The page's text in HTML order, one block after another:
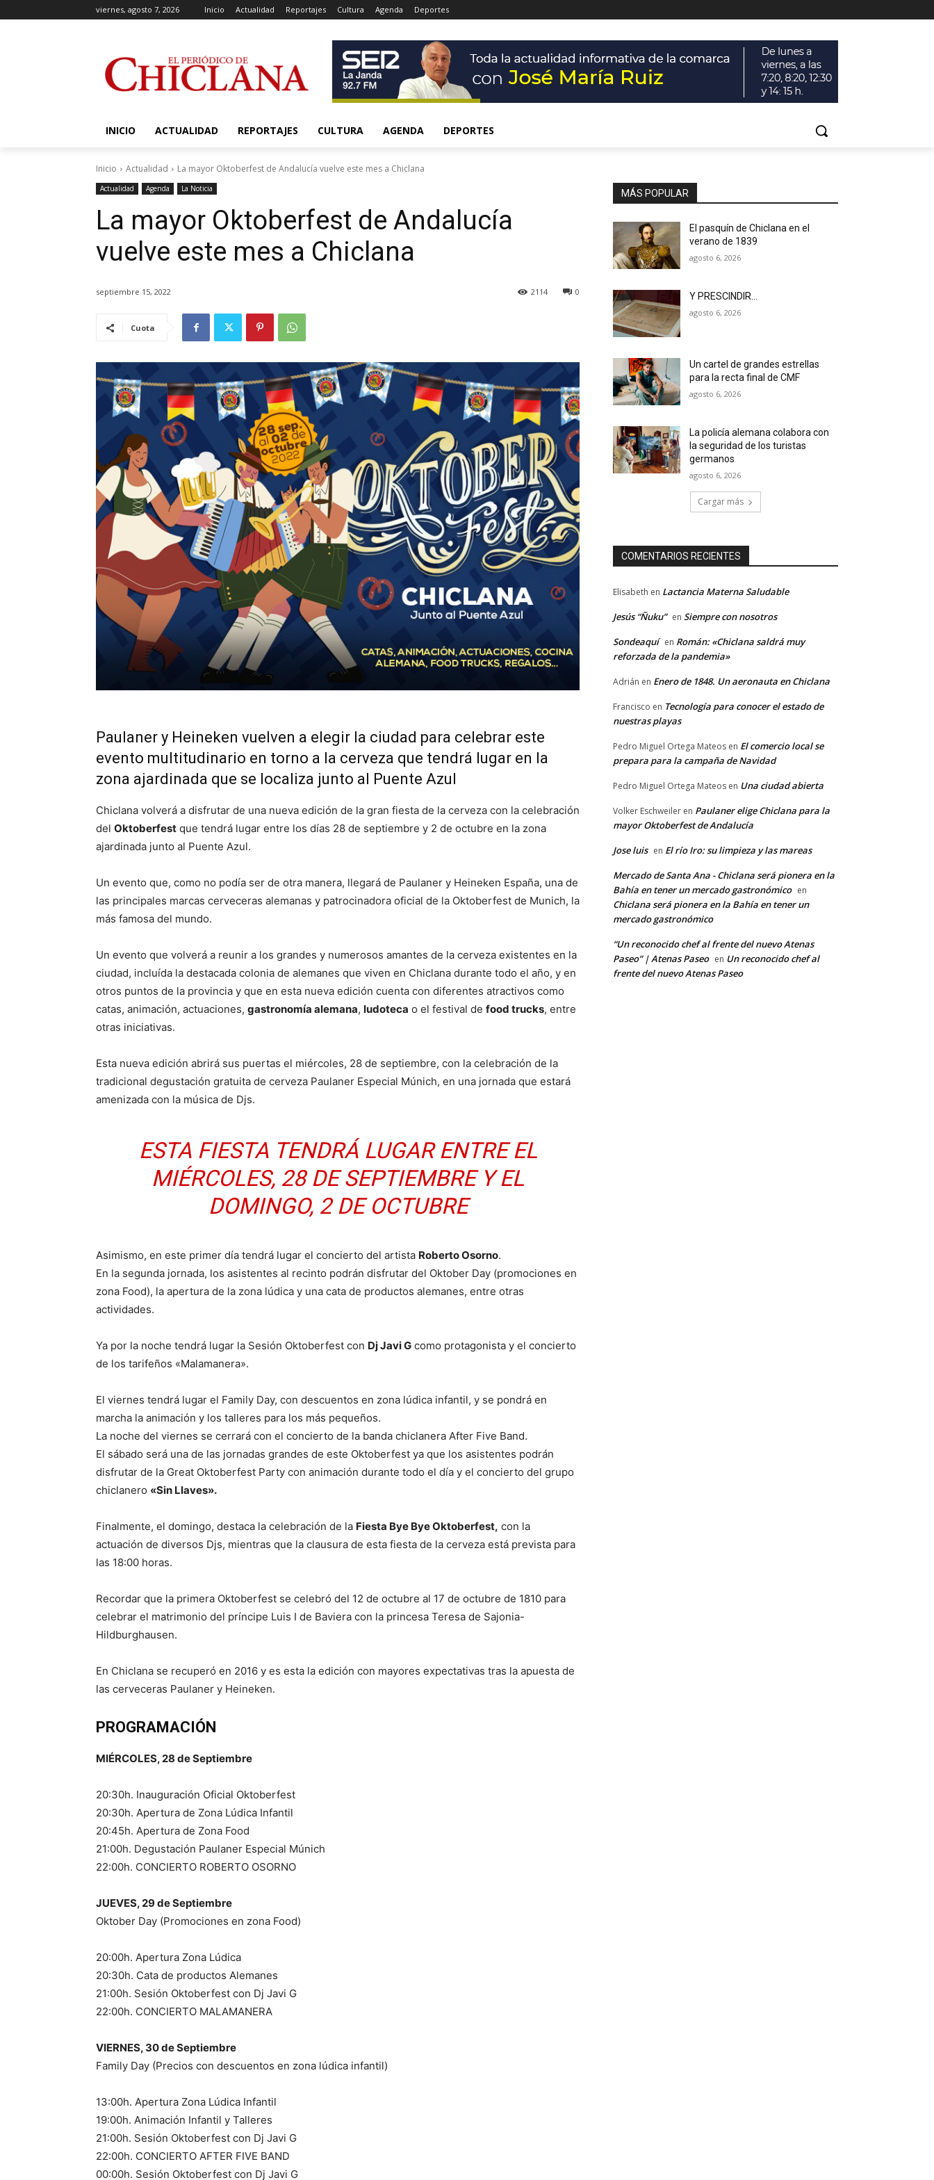
viernes, agosto 7, 2026 Inicio Actualidad Reportajes Cultura Agenda Deportes
INICIO ACTUALIDAD REPORTAJES CULTURA AGENDA DEPORTES
Inicio Actualidad La mayor Oktoberfest de Andalucía vuelve este mes a Chiclana
Actualidad Agenda La Noticia
La mayor Oktoberfest de Andalucía
vuelve este mes a Chiclana
septiembre 15, 2022 0
2114
Cuota
Paulaner y Heineken vuelven a elegir la ciudad para celebrar este
evento multitudinario en torno a la cerveza que tendrá lugar en la
zona ajardinada que se localiza junto al Puente Azul
Chiclana volverá a disfrutar de una nueva edición de la gran fiesta de la cerveza con la celebración
del Oktoberfest que tendrá lugar entre los días 28 de septiembre y 2 de octubre en la zona
ajardinada junto al Puente Azul.
Un evento que, como no podía ser de otra manera, llegará de Paulaner y Heineken España, una de
las principales marcas cerveceras alemanas y patrocinadora oficial de la Oktoberfest de Munich, la
más famosa del mundo.
Un evento que volverá a reunir a los grandes y numerosos amantes de la cerveza existentes en la
ciudad, incluída la destacada colonia de alemanes que viven en Chiclana durante todo el año, y en
otros puntos de la provincia y que en esta nueva edición cuenta con diferentes atractivos como
catas, animación, actuaciones, gastronomía alemana, ludoteca o el festival de food trucks, entre
otras iniciativas.
Esta nueva edición abrirá sus puertas el miércoles, 28 de septiembre, con la celebración de la
tradicional degustación gratuita de cerveza Paulaner Especial Múnich, en una jornada que estará
amenizada con la música de Djs.
ESTA FIESTA TENDRÁ LUGAR ENTRE EL
MIÉRCOLES, 28 DE SEPTIEMBRE Y EL
DOMINGO, 2 DE OCTUBRE
Asimismo, en este primer día tendrá lugar el concierto del artista Roberto Osorno.
En la segunda jornada, los asistentes al recinto podrán disfrutar del Oktober Day (promociones en
zona Food), la apertura de la zona lúdica y una cata de productos alemanes, entre otras
actividades.
Ya por la noche tendrá lugar la Sesión Oktoberfest con Dj Javi G como protagonista y el concierto
de los tarifeños «Malamanera».
El viernes tendrá lugar el Family Day, con descuentos en zona lúdica infantil, y se pondrá en
marcha la animación y los talleres para los más pequeños.
La noche del viernes se cerrará con el concierto de la banda chiclanera After Five Band.
El sábado será una de las jornadas grandes de este Oktoberfest ya que los asistentes podrán
disfrutar de la Great Oktoberfest Party con animación durante todo el día y el concierto del grupo
chiclanero «Sin Llaves».
Finalmente, el domingo, destaca la celebración de la Fiesta Bye Bye Oktoberfest, con la
actuación de diversos Djs, mientras que la clausura de esta fiesta de la cerveza está prevista para
las 18:00 horas.
Recordar que la primera Oktoberfest se celebró del 12 de octubre al 17 de octubre de 1810 para
celebrar el matrimonio del príncipe Luis I de Baviera con la princesa Teresa de Sajonia-
Hildburghausen.
En Chiclana se recuperó en 2016 y es esta la edición con mayores expectativas tras la apuesta de
las cerveceras Paulaner y Heineken.
PROGRAMACIÓN
MIÉRCOLES, 28 de Septiembre
20:30h. Inauguración Oficial Oktoberfest
20:30h. Apertura de Zona Lúdica Infantil
20:45h. Apertura de Zona Food
21:00h. Degustación Paulaner Especial Múnich
22:00h. CONCIERTO ROBERTO OSORNO
JUEVES, 29 de Septiembre
Oktober Day (Promociones en zona Food)
20:00h. Apertura Zona Lúdica
20:30h. Cata de productos Alemanes
21:00h. Sesión Oktoberfest con Dj Javi G
22:00h. CONCIERTO MALAMANERA
VIERNES, 30 de Septiembre
Family Day (Precios con descuentos en zona lúdica infantil)
13:00h. Apertura Zona Lúdica Infantil
19:00h. Animación Infantil y Talleres
21:00h. Sesión Oktoberfest con Dj Javi G
22:00h. CONCIERTO AFTER FIVE BAND
00:00h. Sesión Oktoberfest con Dj Javi G
MÁS POPULAR
El pasquín de Chiclana en el
verano de 1839
agosto 6, 2026
Y PRESCINDIR…
agosto 6, 2026
Un cartel de grandes estrellas
para la recta final de CMF
agosto 6, 2026
La policía alemana colabora con
la seguridad de los turistas
germanos
agosto 6, 2026
Cargar más
COMENTARIOS RECIENTES
Elisabeth en Lactancia Materna Saludable
Jesús “Ñuku” en Siempre con nosotros
Sondeaquí en Román: «Chiclana saldrá muy
reforzada de la pandemia»
Adrián en Enero de 1848. Un aeronauta en Chiclana
Francisco en Tecnología para conocer el estado de
nuestras playas
Pedro Miguel Ortega Mateos en El comercio local se
prepara para la campaña de Navidad
Pedro Miguel Ortega Mateos en Una ciudad abierta
Volker Eschweiler en Paulaner elige Chiclana para la
mayor Oktoberfest de Andalucía
Jose luis en El río Iro: su limpieza y las mareas
Mercado de Santa Ana - Chiclana será pionera en la
Bahía en tener un mercado gastronómico en
Chiclana será pionera en la Bahía en tener un
mercado gastronómico
“Un reconocido chef al frente del nuevo Atenas
Paseo” | Atenas Paseo en Un reconocido chef al
frente del nuevo Atenas Paseo